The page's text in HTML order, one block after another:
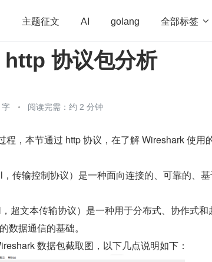
主题征文 AI golang 全部标签 
算法 学习方法 Web3.0
协议包分析
字 阅读完需：约 2 分钟
，本节通过 http 协议，在了解 Wireshark 使用
传输控制协议）是一种面向连接的、可靠的、
超文本传输协议）是一种用于分布式、协作式和
数据通信的基础。
数据包截取图，以下几点说明如下：